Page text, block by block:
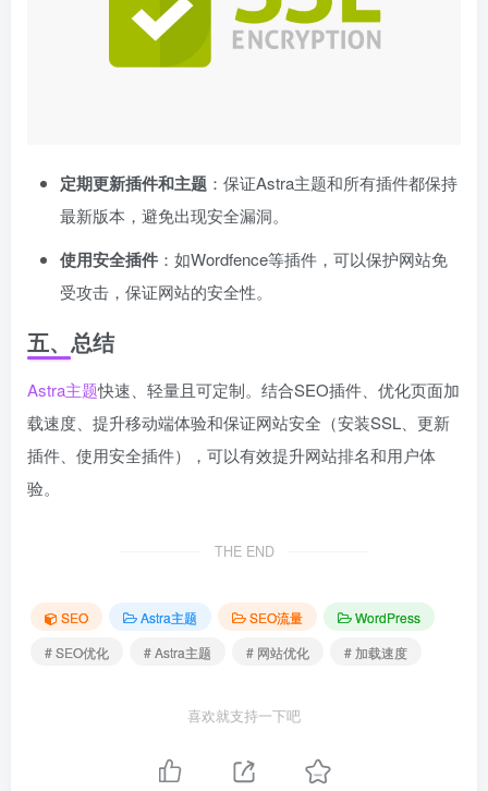
定期更新插件和主题 ：保证Astra主题和所有插件都保持
最新版本，避免出现安全漏洞。
使用安全插件 ：如Wordfence等插件，可以保护网站免
受攻击，保证网站的安全性。
五、总结
Astra主题快速、轻量且可定制。结合SEO插件、优化页面加
载速度、提升移动端体验和保证网站安全（安装SSL、更新
插件、使用安全插件），可以有效提升网站排名和用户体
验。
THE END
SEO Astra主题 SEO流量
WordPress
# SEO优化
# Astra主题 # 网站优化 # 加载速度
喜欢就支持一下吧